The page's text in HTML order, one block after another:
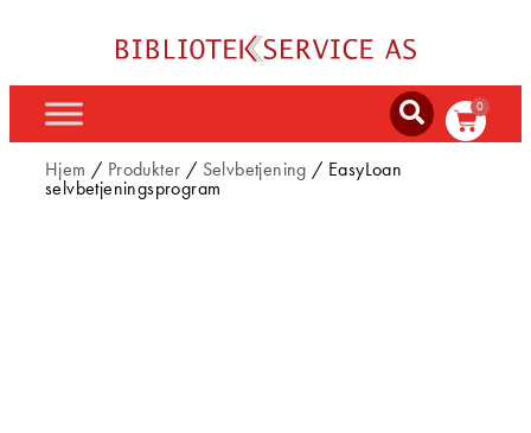
0
Hjem / Produkter / Selvbetjening / EasyLoan
selvbetjeningsprogram